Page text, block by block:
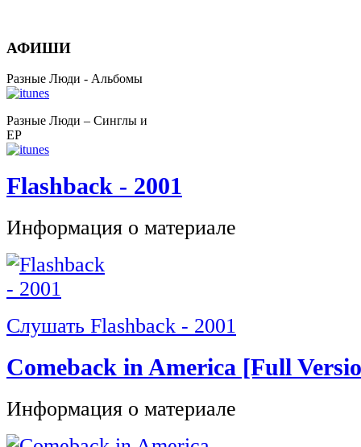
АФИШИ
Разные Люди - Альбомы
Разные Люди – Синглы и
EP
Flashback - 2001
Информация о материале
Слушать Flashback - 2001
Comeback in America [Full
Информация о материале